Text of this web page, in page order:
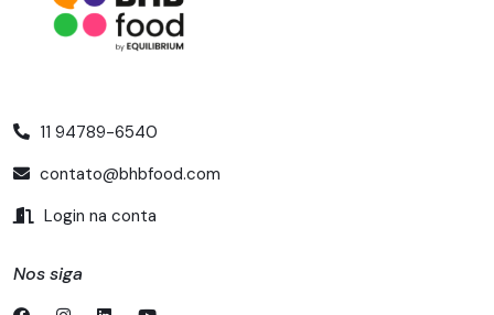
11 94789-6540
contato@bhbfood.com
Login na conta
Nos siga